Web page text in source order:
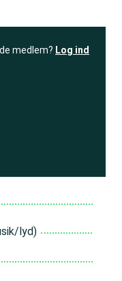
medlem? Log ind
lyd)